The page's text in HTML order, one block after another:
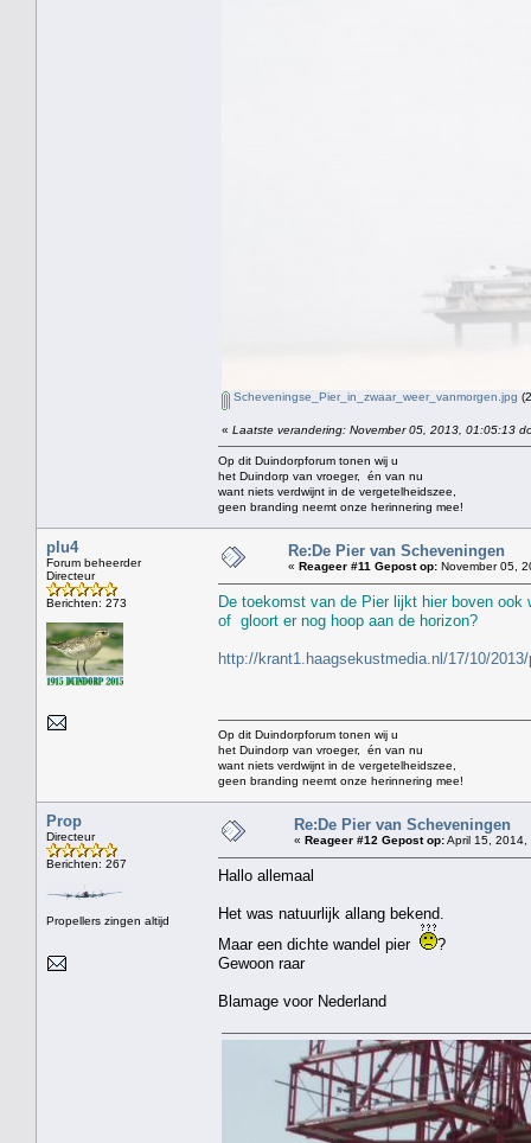
Scheveningse_Pier_in_zwaar_weer_vanmorgen.jpg
« Laatste verandering: November 05, 2013, 01:05:13
Op dit Duindorpforum tonen wij u
het Duindorp van vroeger, én van nu
want niets verdwijnt in de vergetelheidszee,
geen branding neemt onze herinnering mee!
plu4
Forum beheerder
Directeur
Berichten: 273
Re:De Pier van Scheveningen
« Reageer #11 Gepost op: November 05,
De toekomst van de Pier lijkt hier boven ook
of gloort er nog hoop aan de horizon?
http://krant1.haagsekustmedia.nl/17/10/
Op dit Duindorpforum tonen wij u
het Duindorp van vroeger, én van nu
want niets verdwijnt in de vergetelheidszee,
geen branding neemt onze herinnering mee!
Prop
Directeur
Berichten: 267
Propellers zingen altijd
Re:De Pier van Scheveningen
« Reageer #12 Gepost op:April 15,
Hallo allemaal
Het was natuurlijk allang bekend.
Maar een dichte wandel pier
?
Gewoon raar
Blamage voor Nederland